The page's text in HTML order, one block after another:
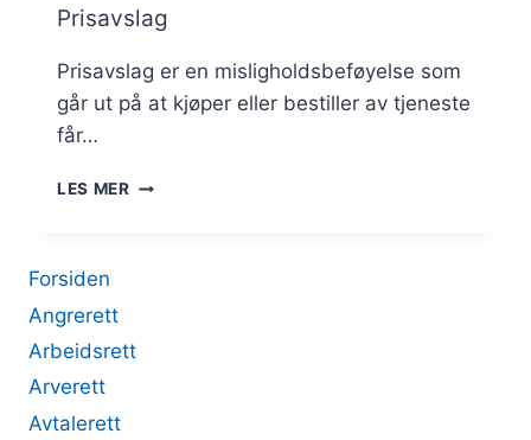
Prisavslag
Prisavslag er en misligholdsbeføyelse som
går ut på at kjøper eller bestiller av tjeneste
får…
LES MERPRISAVSLAG
Forsiden
Angrerett
Arbeidsrett
Arverett
Avtalerett